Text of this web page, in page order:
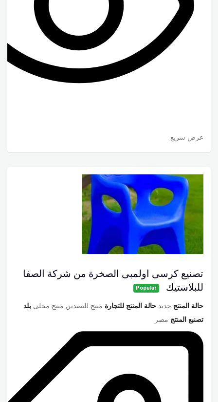
عرض سريع
تصنيع كرسى اولمبى الصخرة من شركة الصفا
للبلاستيك
Popular
حالة المنتج جديد حالة المنتج للتجارة منتج للتصدير, منتج محلى بلد
تصنبع المنتج مصر